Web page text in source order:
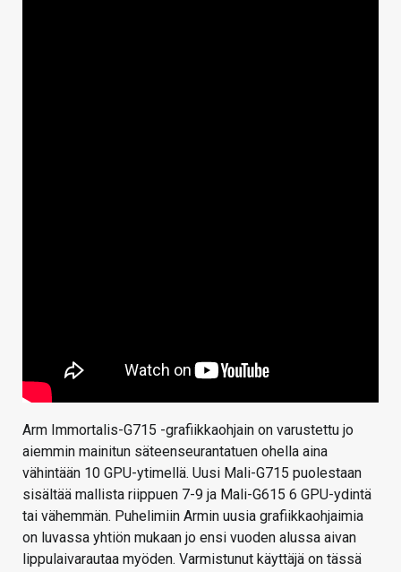
Arm Immortalis-G715 -grafiikkaohjain on varustettu jo
aiemmin mainitun säteenseurantatuen ohella aina
vähintään 10 GPU-ytimellä. Uusi Mali-G715 puolestaan
sisältää mallista riippuen 7-9 ja Mali-G615 6 GPU-ydintä
tai vähemmän. Puhelimiin Armin uusia grafiikkaohjaimia
on luvassa yhtiön mukaan jo ensi vuoden alussa aivan
lippulaivarautaa myöden. Varmistunut käyttäjä on tässä